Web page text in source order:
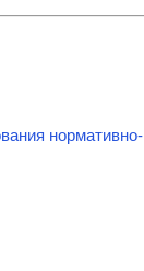
нормативно-